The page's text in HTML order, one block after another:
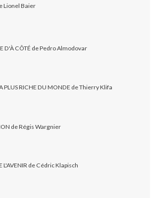
Lionel Baier
D'À CÔTÉ de Pedro Almodovar
PLUS RICHE DU MONDE de Thierry Klifa
de Régis Wargnier
L'AVENIR de Cédric Klapisch